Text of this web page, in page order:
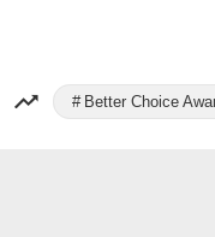
Better Choice